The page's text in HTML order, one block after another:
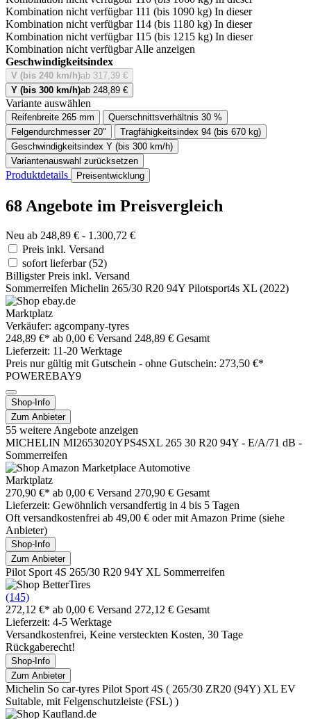
Kombination nicht verfügbar 111 (bis 1090 kg) In dieser
Kombination nicht verfügbar 114 (bis 1180 kg) In dieser
Kombination nicht verfügbar 115 (bis 1215 kg) In dieser
Kombination nicht verfügbar Alle anzeigen
Geschwindigkeitsindex
V (bis 240 km/h)ab 317,39 €
Y (bis 300 km/h)ab 248,89 €
Variante auswählen
Reifenbreite 265 mm Querschnittsverhältnis 30 %
Felgendurchmesser 20" Tragfähigkeitsindex 94 (bis 670 kg)
Geschwindigkeitsindex Y (bis 300 km/h)
Variantenauswahl zurücksetzen
Produktdetails Preisentwicklung
68 Angebote im Preisvergleich
Neu ab 248,89 € - 1.300,72 €
Preis inkl. Versand
sofort lieferbar(52)
Billigster Preis inkl. Versand
Sommerreifen Michelin 265/30 R20 94Y Pilotsport4s XL (2022)
Marktplatz
Verkäufer: agcompany-tyres
248,89 €* ab 0,00 € Versand 248,89 € Gesamt
Lieferzeit: 11-20 Werktage
Preis nur gültig mit Gutschein - ohne Gutschein: 273,50 €*
POWEREBAY9
Shop-Info
Zum Anbieter
55 weitere Angebote anzeigen
MICHELIN MI2653020YPS4SXL 265 30 R20 94Y - E/A/71 dB -
Sommerreifen
Marktplatz
270,90 €* ab 0,00 € Versand 270,90 € Gesamt
Lieferzeit: Gewöhnlich versandfertig in 4 bis 5 Tagen
Oft versandkostenfrei ab 49,00 € oder mit Amazon Prime (siehe
Anbieter)
Shop-Info
Zum Anbieter
Pilot Sport 4S 265/30 R20 94Y XL Sommerreifen
(145)
272,12 €* ab 0,00 € Versand 272,12 € Gesamt
Lieferzeit: 4-5 Werktage
Versandkostenfrei, Keine versteckten Kosten, 30 Tage
Rückgaberecht!
Shop-Info
Zum Anbieter
Michelin So car-tyres Pilot Sport 4S ( 265/30 ZR20 (94Y) XL EV
Suitable, mit Felgenschutzleiste (FSL) )